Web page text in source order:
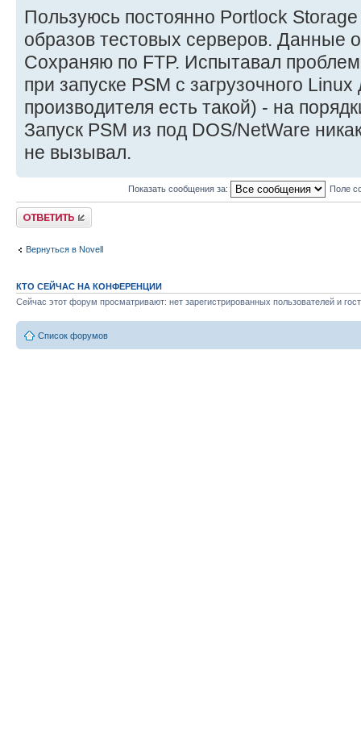
Пользуюсь постоянно Portlock
образов тестовых серверов. Данные
Сохраняю по FTP. Испытавал
при запуске PSM с загрузочного
производителя есть такой) - на
Запуск PSM из под DOS/NetWare
не вызывал.
Показать сообщения за: Поле
Ответить
Вернуться в Novell
КТО СЕЙЧАС НА КОНФЕРЕНЦИИ
Сейчас этот форум просматривают: нет зарегистрированных пользователей и
Список форумов